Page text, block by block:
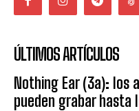
ÚLTIMOS ARTÍCULOS
Nothing Ear (3a): los
pueden grabar hasta